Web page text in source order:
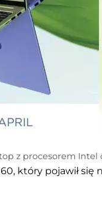
z procesorem
który pojawił